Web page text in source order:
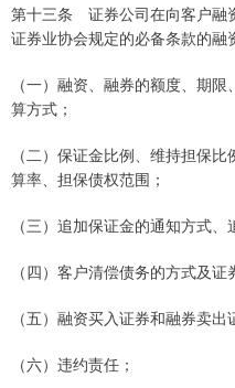
第十三条 证券公司在向客户融
证券业协会规定的必备条款的融
（一）融资、融券的额度、期
算方式；
（二）保证金比例、维持担保
算率、担保债权范围；
（三）追加保证金的通知方式、
（四）客户清偿债务的方式及
（五）融资买入证券和融券卖出
（六）违约责任；